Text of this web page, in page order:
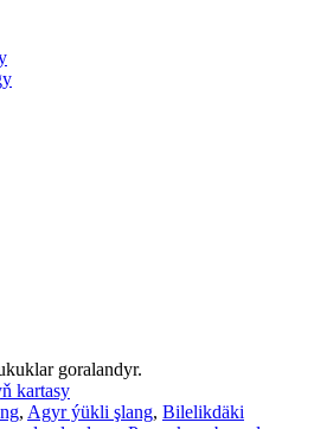
goralandyr.
kartasy
, Agyr ýükli şlang, Bilelikdäki